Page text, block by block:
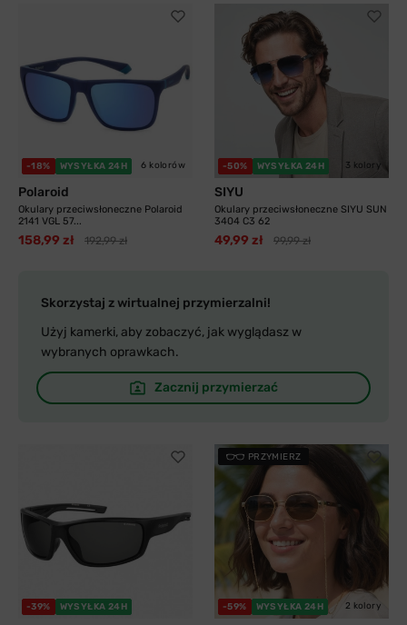
-18% WYSYŁKA 24H 6 kolorów
Polaroid
Okulary przeciwsłoneczne Polaroid
2141 VGL 57...
158,99 zł 192,99 zł
-50% WYSYŁKA 24H 3 kolory
SIYU
Okulary przeciwsłoneczne SIYU SUN
3404 C3 62
49,99 zł 99,99 zł
Skorzystaj z wirtualnej przymierzalni!
Użyj kamerki, aby zobaczyć, jak wyglądasz w
wybranych oprawkach.
Zacznij przymierzać
-39% WYSYŁKA 24H
PRZYMIERZ
-59% WYSYŁKA 24H 2 kolory